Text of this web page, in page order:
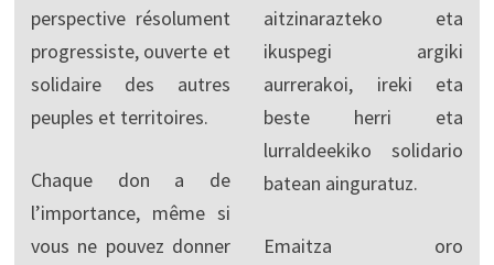
perspective résolument
progressiste, ouverte et
solidaire des autres
peuples et territoires.
Chaque don a de
l’importance, même si
vous ne pouvez donner
aitzinarazteko eta
ikuspegi argiki
aurrerakoi, ireki eta
beste herri eta
lurraldeekiko solidario
batean ainguratuz.
Emaitza oro